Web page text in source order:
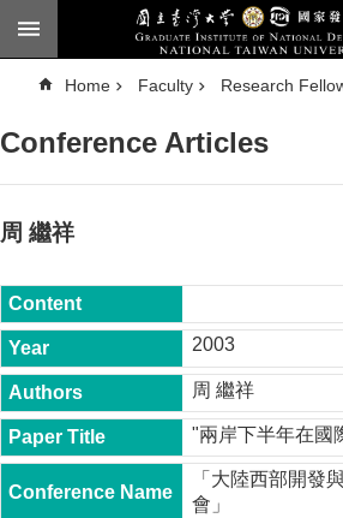
Skip to main content
n
c
d
e
a
h
National
Taiwan
University
Chinese
F
a
c
Home Faculty Research
Conference Articles
周 繼祥
2003
周 繼祥
"兩岸下半年在國
「大陸西部開發
會」